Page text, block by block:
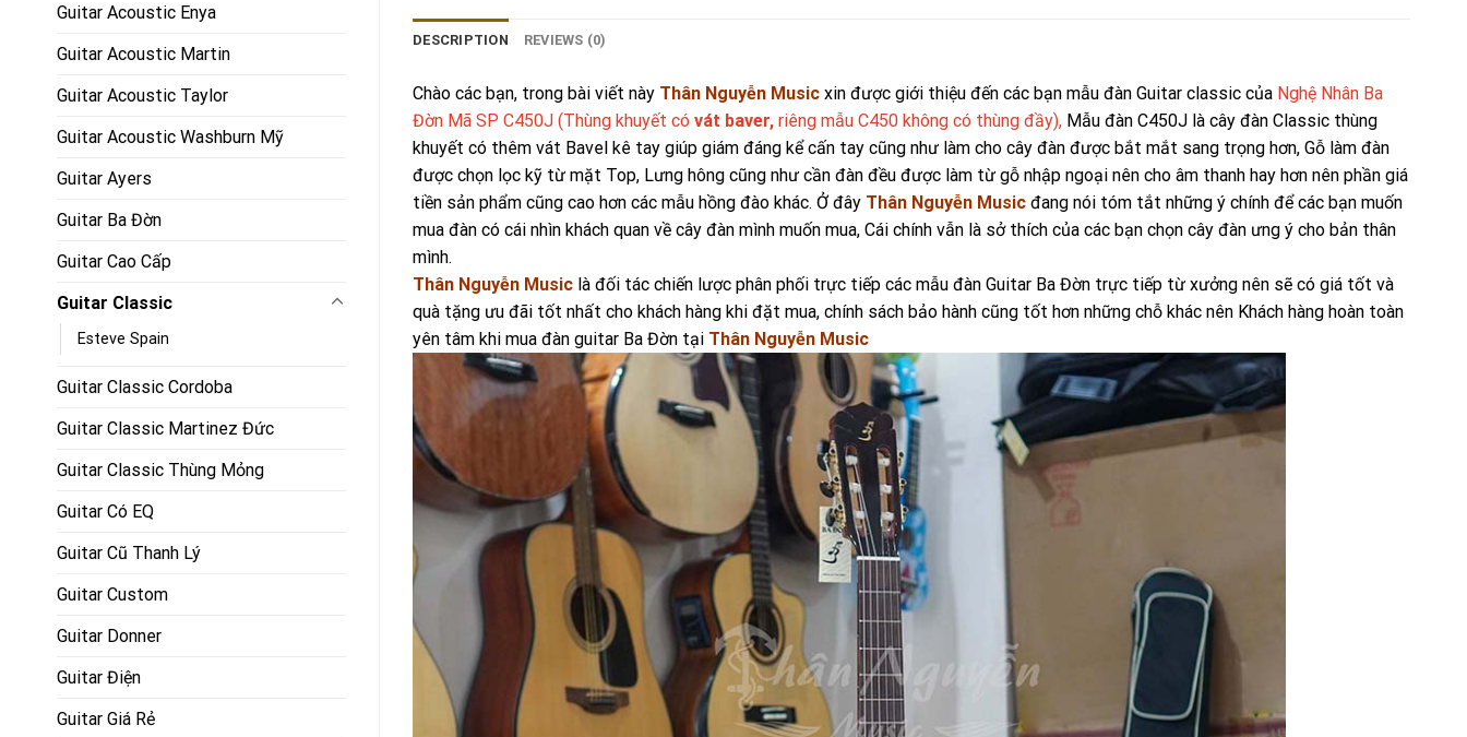
Guitar Acoustic Enya
Guitar Acoustic Martin
Guitar Acoustic Taylor
Guitar Acoustic Washburn Mỹ
Guitar Ayers
Guitar Ba Đờn
Guitar Cao Cấp
Guitar Classic
Esteve Spain
Guitar Classic Cordoba
Guitar Classic Martinez Đức
Guitar Classic Thùng Mỏng
Guitar Có EQ
Guitar Cũ Thanh Lý
Guitar Custom
Guitar Donner
Guitar Điện
Guitar Giá Rẻ
DESCRIPTION REVIEWS (0)
Chào các bạn, trong bài viết này Thân Nguyễn Music xin được giới thiệu đến các bạn mẫu đàn Guitar classic của Nghệ Nhân Ba
Đờn Mã SP C450J (Thùng khuyết có vát baver, riêng mẫu C450 không có thùng đầy), Mẫu đàn C450J là cây đàn Classic thùng
khuyết có thêm vát Bavel kê tay giúp giám đáng kể cấn tay cũng như làm cho cây đàn được bắt mắt sang trọng hơn, Gỗ làm đàn
được chọn lọc kỹ từ mặt Top, Lưng hông cũng như cần đàn đều được làm từ gỗ nhập ngoại nên cho âm thanh hay hơn nên phần giá
tiền sản phẩm cũng cao hơn các mẫu hồng đào khác. Ở đây Thân Nguyễn Music đang nói tóm tắt những ý chính để các bạn muốn
mua đàn có cái nhìn khách quan về cây đàn mình muốn mua, Cái chính vẫn là sở thích của các bạn chọn cây đàn ưng ý cho bản thân
mình.
Thân Nguyễn Music là đối tác chiến lược phân phối trực tiếp các mẫu đàn Guitar Ba Đờn trực tiếp từ xưởng nên sẽ có giá tốt và
quà tặng ưu đãi tốt nhất cho khách hàng khi đặt mua, chính sách bảo hành cũng tốt hơn những chỗ khác nên Khách hàng hoàn toàn
yên tâm khi mua đàn guitar Ba Đờn tại Thân Nguyễn Music